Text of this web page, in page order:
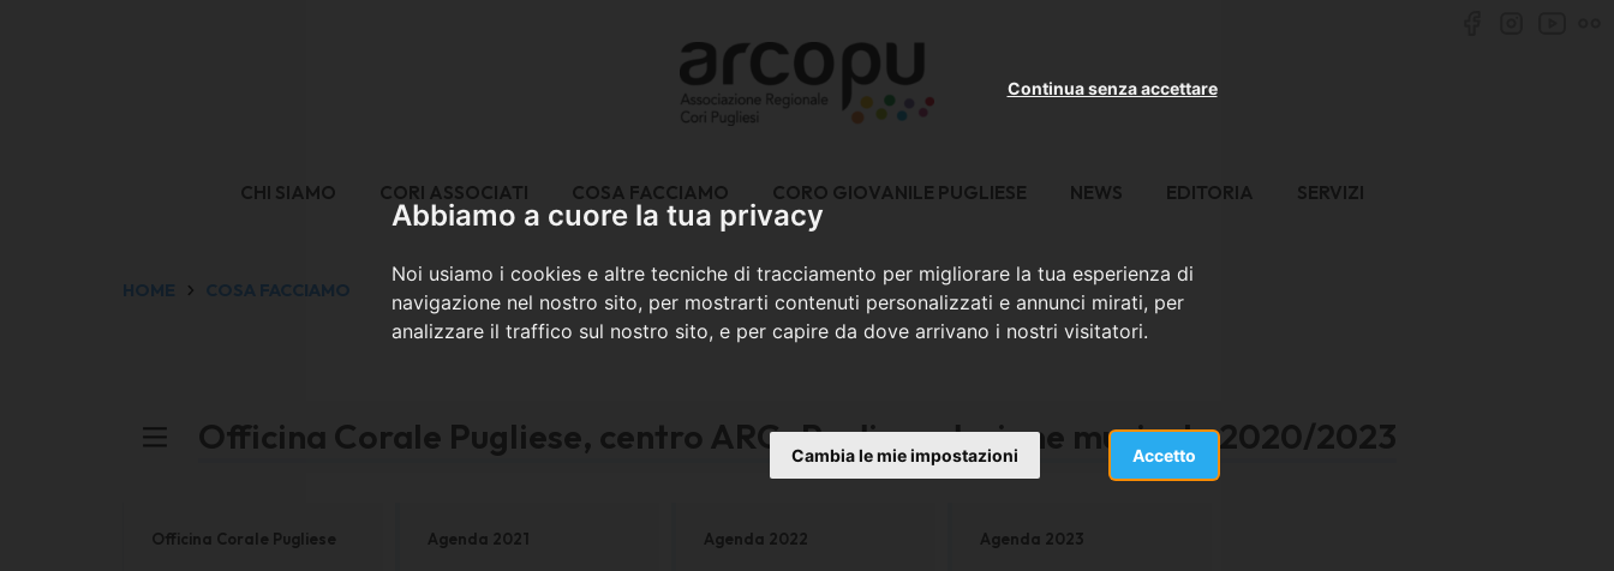
Abbiamo a cuore la tua privacy
Noi usiamo i cookies e altre tecniche di tracciamento per migliorare la tua esperienza di
navigazione nel nostro sito, per mostrarti contenuti personalizzati e annunci mirati, per
analizzare il traffico sul nostro sito, e per capire da dove arrivano i nostri visitatori.
Accetto
Continua senza accettare
Cambia le mie impostazioni
CHI SIAMO CORI ASSOCIATI COSA FACCIAMO CORO GIOVANILE PUGLIESE NEWS EDITORIA SERVIZI
HOME COSA FACCIAMO
Officina Corale Pugliese, centro ARCoPu di produzione musicale 2020/2023
Officina Corale Pugliese Agenda 2021 Agenda 2022 Agenda 2023